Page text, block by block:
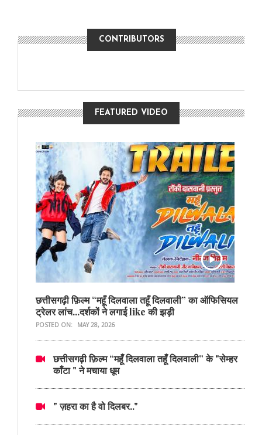
CONTRIBUTORS
FEATURED VIDEO
छत्तीसगढ़ी फ़िल्म “महूँ दिलवाला तहूँ दिलवाली” का ऑफिसियल
ट्रेलर लांच...दर्शकों ने लगाई like की झड़ी
POSTED ON: MAY 28, 2026
छत्तीसगढ़ी फ़िल्म “महूँ दिलवाला तहूँ दिलवाली” के "सेम्हर
काँटा " ने मचाया धूम
" ज़हरा का है वो दिलबर.."